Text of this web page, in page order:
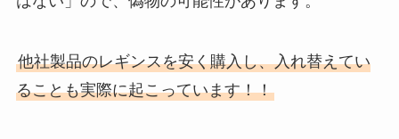
他社製品のレギンスを安く購入し、入れ替えてい
ることも実際に起こっています！！